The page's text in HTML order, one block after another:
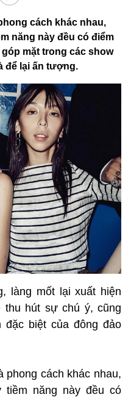
cách khác nhau,
năng này đều có điểm
mặt trong các show
để lại ấn tượng.
làng mốt lại xuất hiện
thu hút sự chú ý, cũng
biệt của đông đảo
phong cách khác nhau,
tiềm năng này đều có